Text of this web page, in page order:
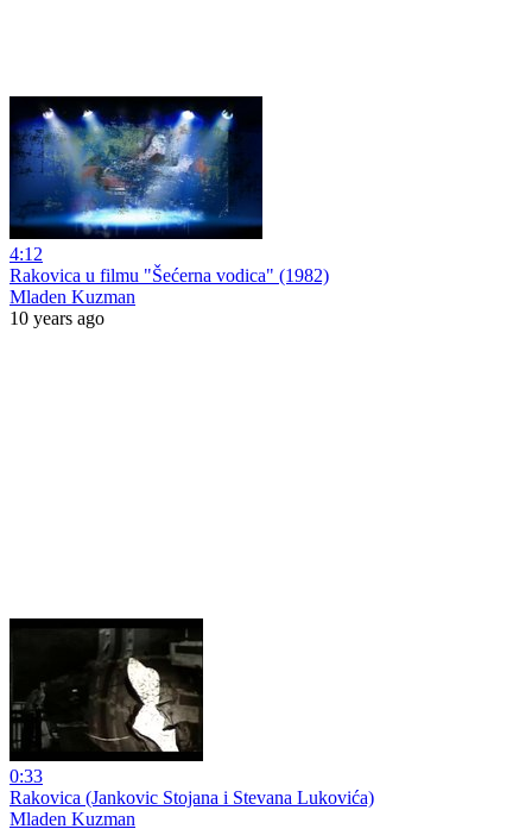
4:12
Rakovica u filmu "Šećerna vodica" (1982)
Mladen Kuzman
10 years ago
0:33
Rakovica (Jankovic Stojana i Stevana Lukovića)
Mladen Kuzman